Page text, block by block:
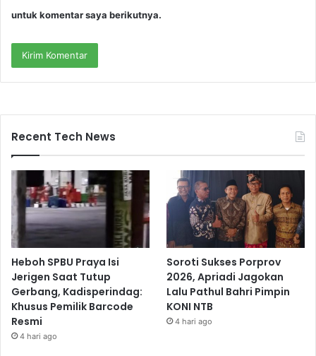
untuk komentar saya berikutnya.
Recent Tech News
Heboh SPBU Praya Isi
Jerigen Saat Tutup
Gerbang, Kadisperindag:
Khusus Pemilik Barcode
Resmi
4 hari ago
Soroti Sukses Porprov
2026, Apriadi Jagokan
Lalu Pathul Bahri Pimpin
KONI NTB
4 hari ago